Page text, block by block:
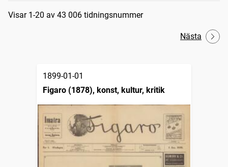
Sökresultat
Visar 1-20 av 43 006 tidningsnummer
Nästa
1899-01-01
Figaro (1878), konst, kultur, kritik